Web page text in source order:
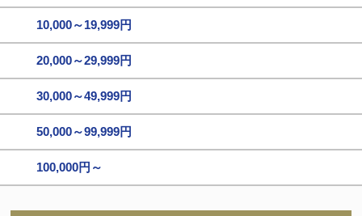
10,000～19,999円
20,000～29,999円
30,000～49,999円
50,000～99,999円
100,000円～